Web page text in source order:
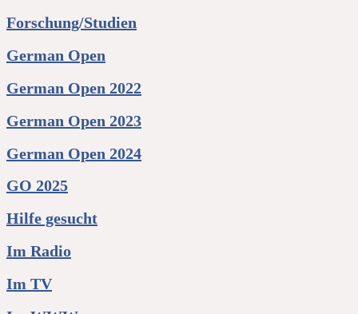
Forschung/Studien
German Open
German Open 2022
German Open 2023
German Open 2024
GO 2025
Hilfe gesucht
Im Radio
Im TV